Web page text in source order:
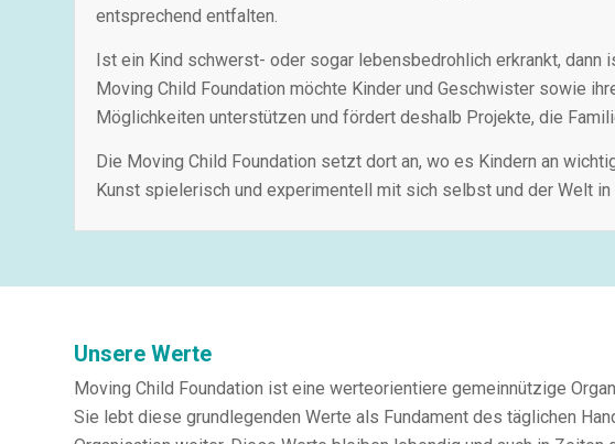
entsprechend entfalten.
Ist ein Kind schwerst- oder sogar lebensbedrohlich erkrankt,
Moving Child Foundation möchte Kinder und Geschwister sowie
Möglichkeiten unterstützen und fördert deshalb Projekte, die
Die Moving Child Foundation setzt dort an, wo es Kindern an
Kunst spielerisch und experimentell mit sich selbst und der Welt in
Unsere Werte
Moving Child Foundation ist eine werteorientiere gemeinnützige
Sie lebt diese grundlegenden Werte als Fundament des täglichen